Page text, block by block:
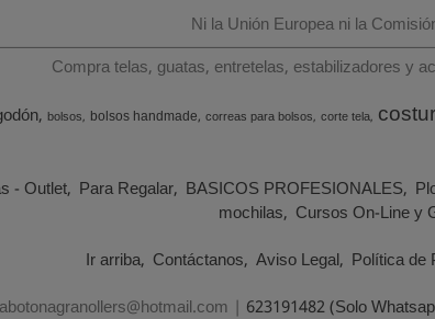
Ni la Unión Europea ni la
Compra telas, guatas, entretelas, estabilizadores y
bolsos bolsos handmade correas para bolsos corte tela
- Outlet Para Regalar BASICOS PROFESIONALES
mochilas Cursos On-Line y
Ir arriba Contáctanos Aviso Legal Política de
| 623191482 (Solo